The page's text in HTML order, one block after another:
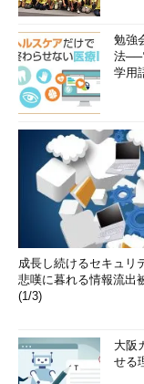
勉強
法──
学用
成長し続けるセキュリ
悲嘆に暮れる情報流出
(1/3)
大阪
せる